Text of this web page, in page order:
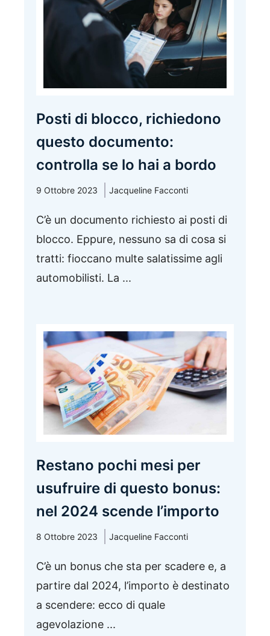
Posti di blocco, richiedono
questo documento:
controlla se lo hai a bordo
9 Ottobre 2023 Jacqueline Facconti
C’è un documento richiesto ai posti di
blocco. Eppure, nessuno sa di cosa si
tratti: fioccano multe salatissime agli
automobilisti. La ...
Restano pochi mesi per
usufruire di questo bonus:
nel 2024 scende l’importo
8 Ottobre 2023 Jacqueline Facconti
C’è un bonus che sta per scadere e, a
partire dal 2024, l’importo è destinato
a scendere: ecco di quale
agevolazione ...